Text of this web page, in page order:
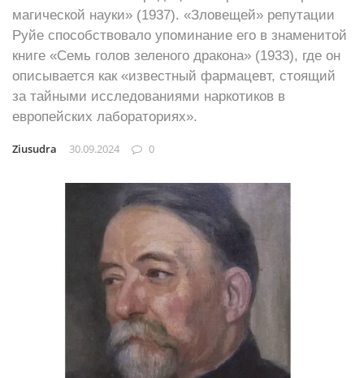
магической науки» (1937). «Зловещей» репутации
Руйе способствовало упоминание его в знаменитой
книге «Семь голов зеленого дракона» (1933), где он
описывается как «известный фармацевт, стоящий
за тайными исследованиями наркотиков в
европейских лабораториях».
Ziusudra 30.09.2024 0